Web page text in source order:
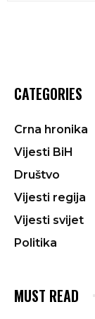
CATEGORIES
Crna hronika
Vijesti BiH
Društvo
Vijesti regija
Vijesti svijet
Politika
MUST READ